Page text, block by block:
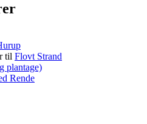
til Flovt Strand
plantage)
Rende